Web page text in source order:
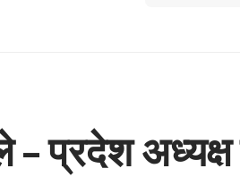
– प्रदेश